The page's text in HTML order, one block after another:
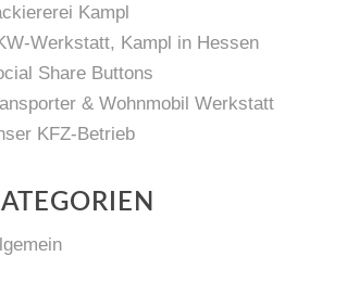
Kampl
Werkstatt, Kampl in Hessen
Share Buttons
& Wohnmobil Werkstatt
KFZ-Betrieb